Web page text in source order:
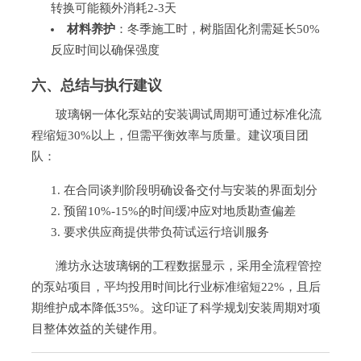
转换可能额外消耗2-3天
材料养护：冬季施工时，树脂固化剂需延长50%
反应时间以确保强度
六、总结与执行建议
玻璃钢一体化泵站的安装调试周期可通过标准化流
程缩短30%以上，但需平衡效率与质量。建议项目团
队：
在合同谈判阶段明确设备交付与安装的界面划分
预留10%-15%的时间缓冲应对地质勘查偏差
要求供应商提供带负荷试运行培训服务
潍坊永达玻璃钢的工程数据显示，采用全流程管控
的泵站项目，平均投用时间比行业标准缩短22%，且后
期维护成本降低35%。这印证了科学规划安装周期对项
目整体效益的关键作用。